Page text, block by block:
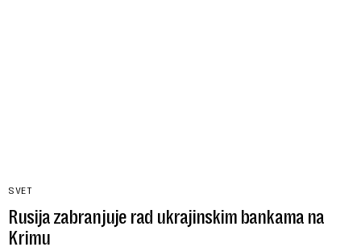
SVET
Rusija zabranjuje rad ukrajinskim bankama na
Krimu